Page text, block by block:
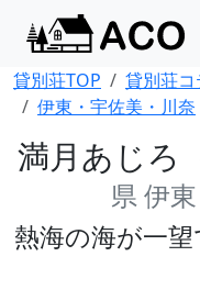
貸別荘TOP 貸別荘
伊東・宇佐美・川奈
満月あじろ
県 伊
熱海の海が一